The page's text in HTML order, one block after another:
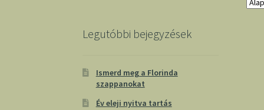
Legutóbbi bejegyzések
Ismerd meg a Florinda
szappanokat
Év eleji nyitva tartás